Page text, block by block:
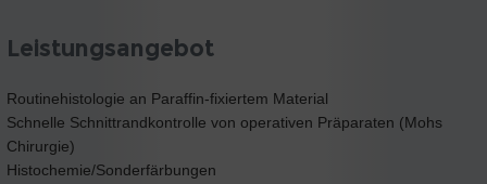
Leistungsangebot
Routinehistologie an Paraffin-fixiertem Material
Schnelle Schnittrandkontrolle von operativen Präparaten (Mohs
Chirurgie)
Histochemie/Sonderfärbungen